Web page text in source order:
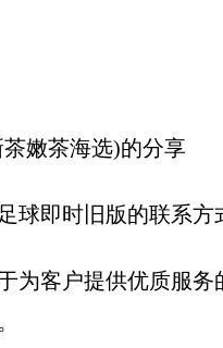
嫩茶海选)的分享
球即时旧版的联系方
为客户提供优质服